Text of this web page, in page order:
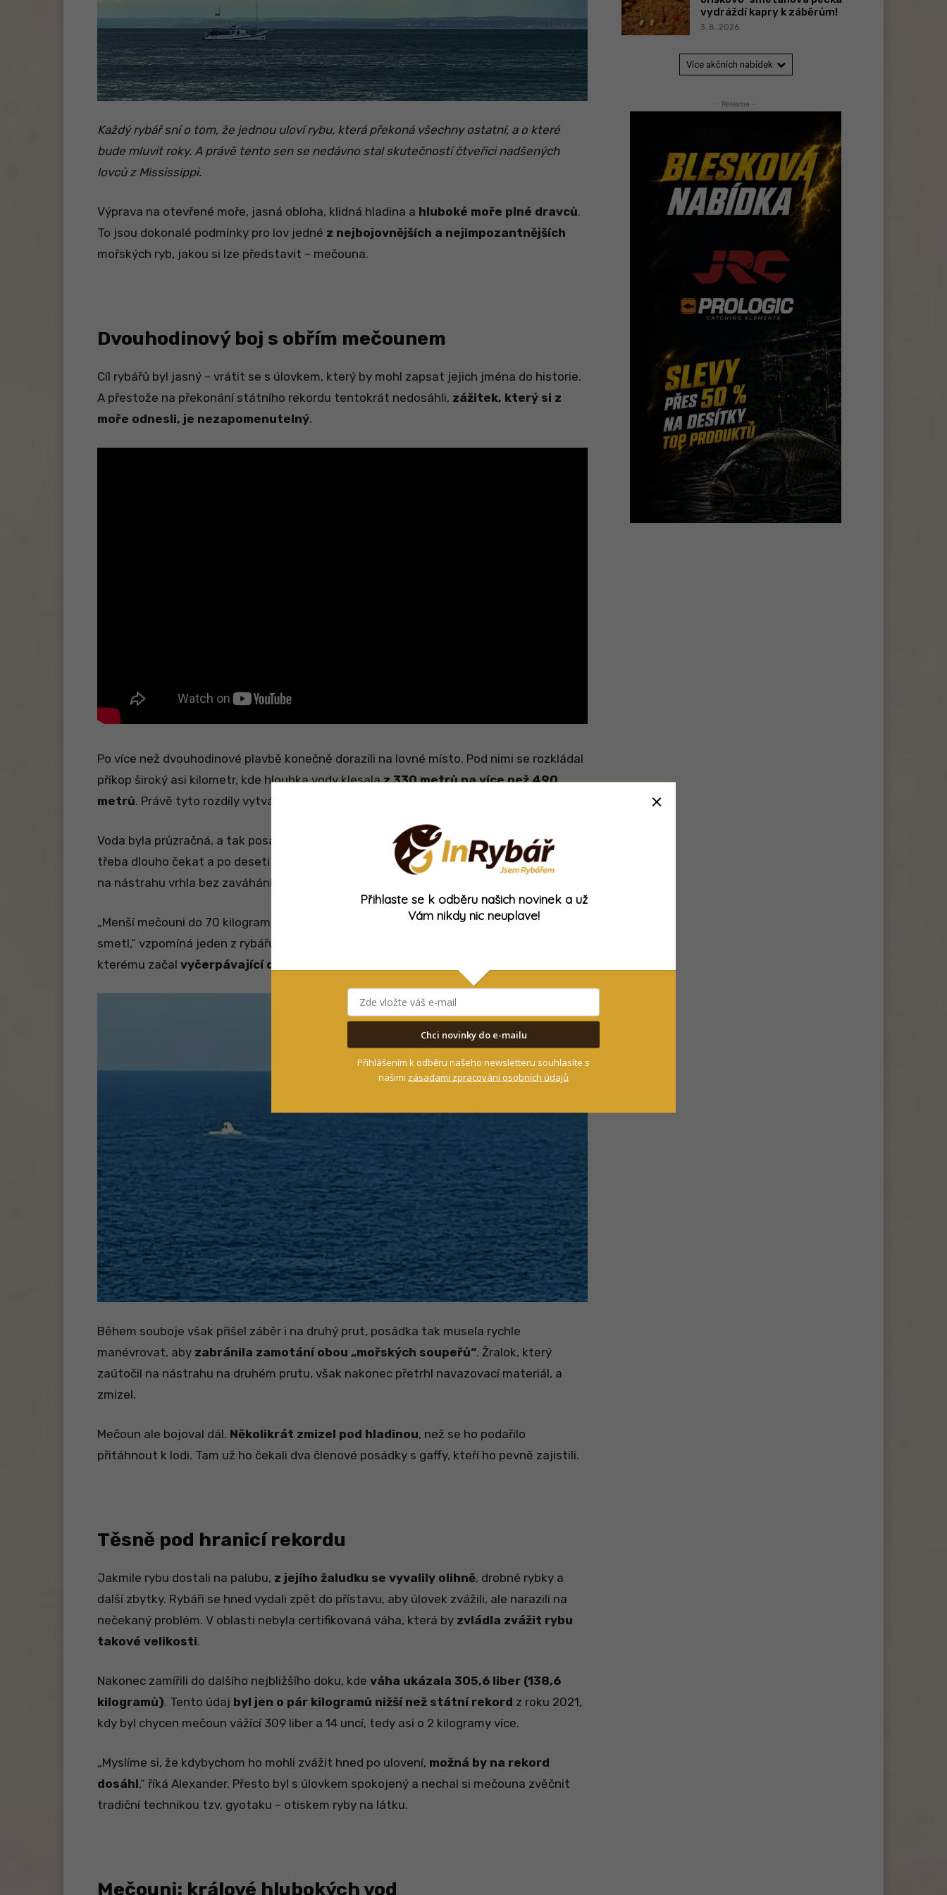
Každý rybář sní o tom, že jednou uloví rybu, která překoná všechny ostatní, a o které
bude mluvit roky. A právě tento sen se nedávno stal skutečností čtveřici nadšených
lovců z Mississippi.
Výprava na otevřené moře, jasná obloha, klidná hladina a hluboké moře plné dravců.
To jsou dokonalé podmínky pro lov jedné z nejbojovnějších a nejimpozantnějších
mořských ryb, jakou si lze představit – mečouna.
Dvouhodinový boj s obřím mečounem
Cíl rybářů byl jasný – vrátit se s úlovkem, který by mohl zapsat jejich jména do historie.
A přestože na překonání státního rekordu tentokrát nedosáhli, zážitek, který si z
moře odnesli, je nezapomenutelný.
Po více než dvouhodinové plavbě konečně dorazili na lovné místo. Pod nimi se rozkládal
příkop široký asi kilometr, kde hloubka vody klesalaz 330 metrů na více než 490
metrů. Právě tyto rozdíly vytvářejí ideální prostředí pro dravce, jako jsou mečouni.
Voda byla průzračná, a tak posádka rychle připravila dvě montáže s olihněmi. Nebylo
třeba dlouho čekat a po deseti minutách se hladina rozvlnila prvním záběrem. Ryba se
na nástrahu vrhla bez zaváhání!
„Menší mečouni do 70 kilogramů si často s nástrahou hrají, ale tenhle ji prostě
smetl,“ vzpomíná jeden z rybářů Alexander. Prut si vzal člen posádky Tanner Noakley,
kterému začal vyčerpávající dvouhodinový souboj.
Během souboje však přišel záběr i na druhý prut, posádka tak musela rychle
manévrovat, aby zabránila zamotání obou „mořských soupeřů“. Žralok, který
zaútočil na nástrahu na druhém prutu, však nakonec přetrhl navazovací materiál, a
zmizel.
Mečoun ale bojoval dál. Několikrát zmizel pod hladinou, než se ho podařilo
přitáhnout k lodi. Tam už ho čekali dva členové posádky s gaffy, kteří ho pevně zajistili.
Těsně pod hranicí rekordu
Jakmile rybu dostali na palubu, z jejího žaludku se vyvalily olihně, drobné rybky a
další zbytky. Rybáři se hned vydali zpět do přístavu, aby úlovek zvážili, ale narazili na
nečekaný problém. V oblasti nebyla certifikovaná váha, která by zvládla zvážit rybu
takové velikosti.
Nakonec zamířili do dalšího nejbližšího doku, kde váha ukázala 305,6 liber (138,6
kilogramů). Tento údaj byl jen o pár kilogramů nižší než státní rekord z roku 2021,
kdy byl chycen mečoun vážící 309 liber a 14 uncí, tedy asi o 2 kilogramy více.
„Myslíme si, že kdybychom ho mohli zvážit hned po ulovení, možná by na rekord
dosáhl,“ říká Alexander. Přesto byl s úlovkem spokojený a nechal si mečouna zvěčnit
tradiční technikou tzv. gyotaku – otiskem ryby na látku.
Mečouni: králové hlubokých vod
vydráždí kapry k záběrům!
3. 8. 2026
Více akčních nabídek
- Reklama -
Přihlaste se k odběru našich novinek a už
Vám nikdy nic neuplave!
Chci novinky do e-mailu
Přihlášením k odběru našeho newsletteru souhlasíte s
našimi zásadami zpracování osobních údajů